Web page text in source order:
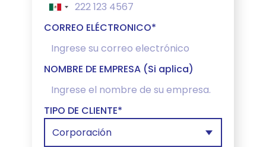
CORREO ELÉCTRONICO*
NOMBRE DE EMPRESA (Si aplica)
TIPO DE CLIENTE*